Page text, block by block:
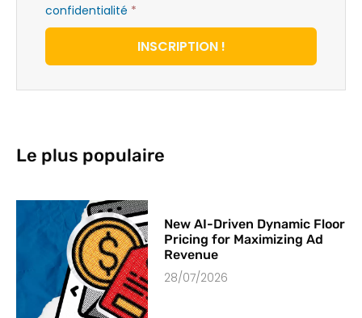
confidentialité *
INSCRIPTION !
Le plus populaire
New AI-Driven Dynamic Floor
Pricing for Maximizing Ad
Revenue
28/07/2026